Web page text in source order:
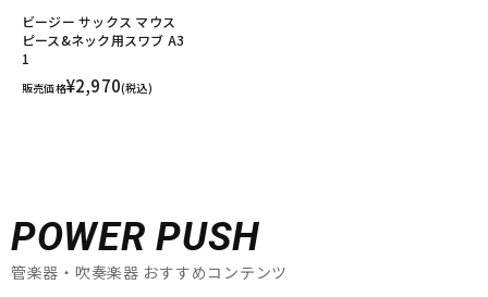
ビージー サックス マウス
ピース&ネック用スワブ A3
1
販売価格¥2,970(税込)
POWER PUSH
管楽器・吹奏楽器 おすすめコンテンツ